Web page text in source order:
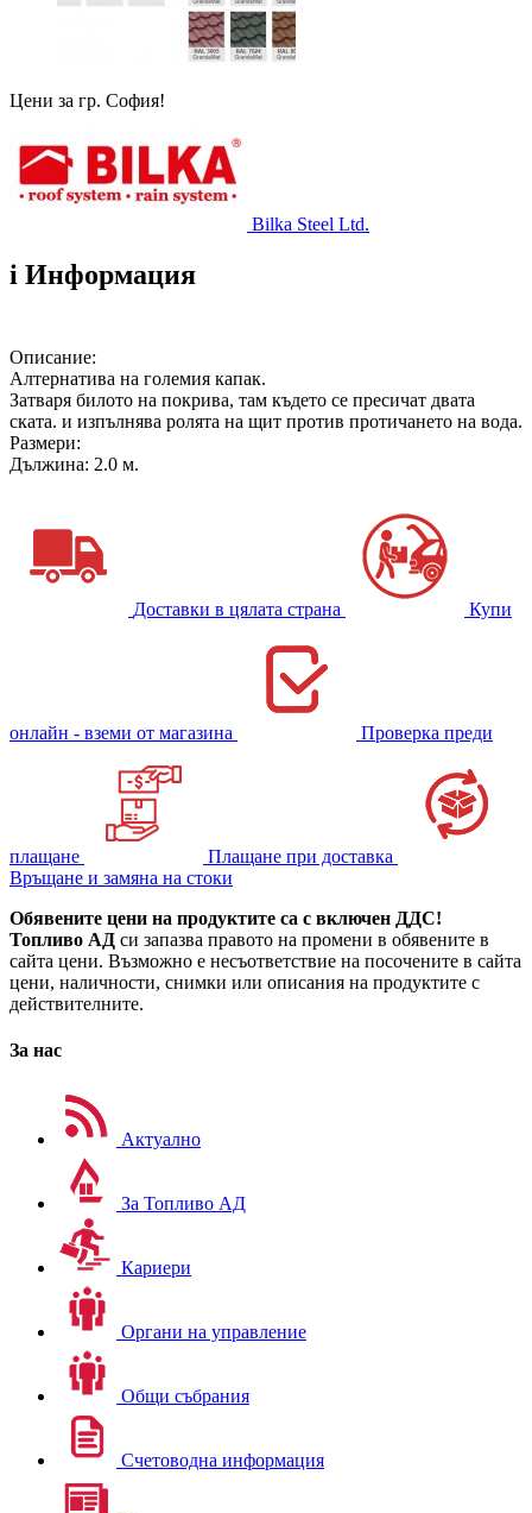
Цени за гр. София!
Bilka Steel Ltd.
i Информация
Описание:
Алтернатива на големия капак.
Затваря билото на покрива, там където се пресичат двата
ската. и изпълнява ролята на щит против протичането на вода.
Размери:
Дължина: 2.0 м.
Доставки в цялата страна Купи
онлайн - вземи от магазина Проверка преди
плащане
Плащане при доставка
Връщане и замяна на стоки
Обявените цени на продуктите са с включен ДДС!
Топливо АД си запазва правото на промени в обявените в
сайта цени. Възможно е несъответствие на посочените в сайта
цени, наличности, снимки или описания на продуктите с
действителните.
За нас
Актуално
За Топливо АД
Кариери
Органи на управление
Общи събрания
Счетоводна информация